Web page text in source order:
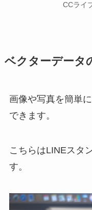
CCライ
ベクターデータ
画像や写真を簡単
できます。
こちらはLINEスタ
す。